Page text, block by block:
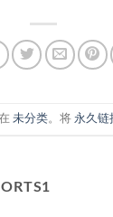
未分类。将 永久链